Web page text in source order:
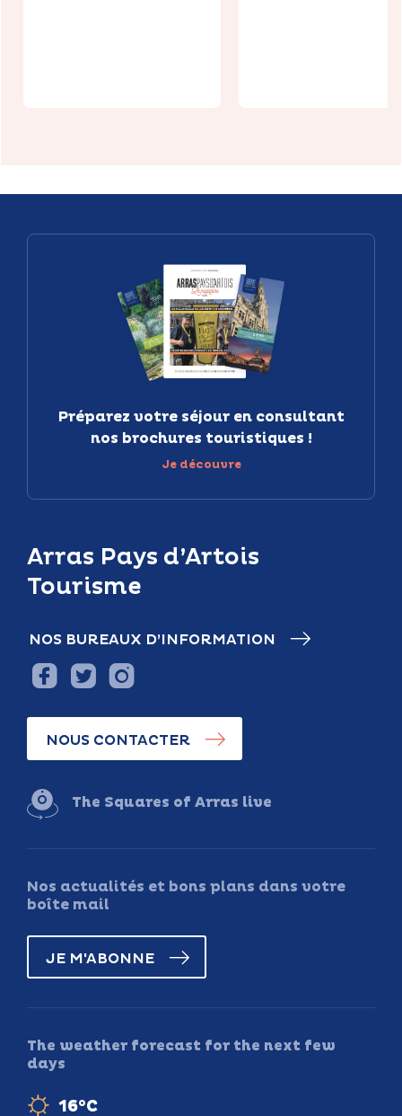
Arras Pays d’Artois
Tourisme
NOS BUREAUX D’INFORMATION
NOUS CONTACTER
The Squares of Arras live
Nos actualités et bons plans dans votre
boîte mail
JE M'ABONNE
The weather forecast for the next few
days
16°C
Préparez votre séjour en consultant
nos brochures touristiques !
Je découvre